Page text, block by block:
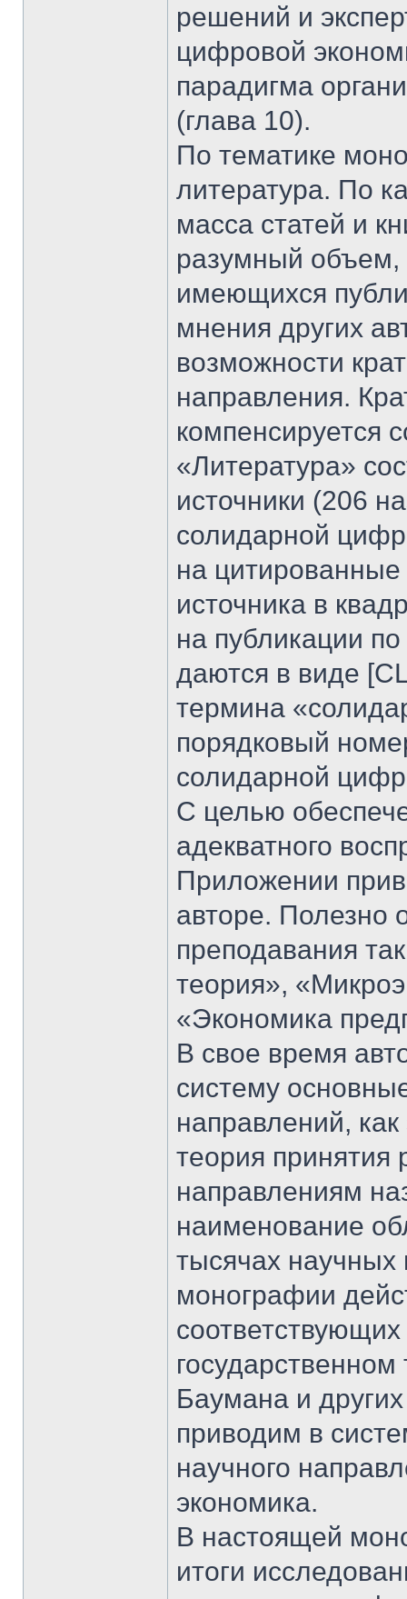
решений и
цифровой
парадигма
(глава 10).
По тематике
литература. По
масса статей и
разумный объем,
имеющихся
мнения других
возможности
направления.
компенсируется
«Литература»
источники (206
солидарной
на
источника в
на публикации
даются в виде
термина
порядковый
солидарной
С целью
адекватного
Приложении
авторе. Полезно
преподавания
теория»,
«Экономика
В свое время
систему
направлений,
теория
направлениям
наименование
тысячах
монографии
Баумана и
приводим в
научного
экономика.
В настоящей
итоги